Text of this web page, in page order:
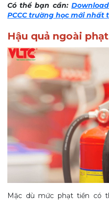
Có thể bạn cần:
PCCC trường học mới nhất
Hậu quả ngoài
Mặc dù mức phạt tiền có